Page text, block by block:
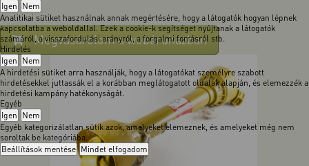
Igen Nem
Analitikai sütiket használnak annak megértésére, hogy a látogatók hogyan lépnek
kapcsolatba a weboldallal. Ezek a cookie-k segítséget nyújtanak a látogatók
számáról, a visszafordulási arányról, a forgalmi forrásról stb.
Hirdetés
Igen Nem
A hirdetési sütiket arra használják, hogy a látogatókat személyre szabott
hirdetésekkel juttassák el a korábban meglátogatott oldalak alapján, és elemezzék a
hirdetési kampány hatékonyságát.
Egyéb
Igen Nem
Egyéb kategorizálatlan sütik azok, amelyeket elemeznek, és amelyeket még nem
soroltak be kategóriába.
Beállítások mentése Mindet elfogadom
Megvásárolom a webáruházban